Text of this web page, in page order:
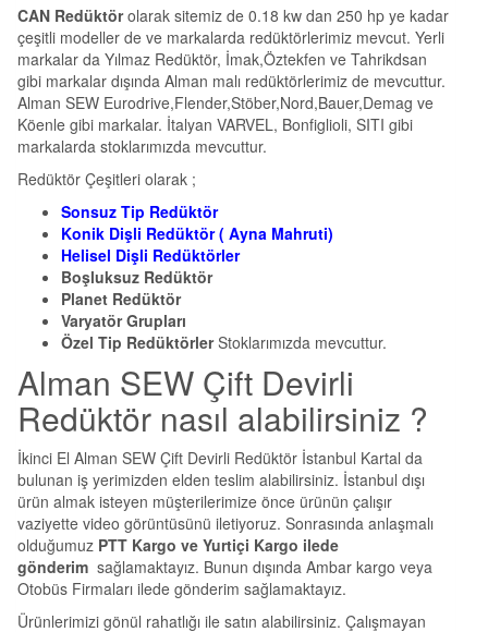
CAN Redüktörolarak sitemiz de 0.18 kw dan 250 hp ye kadar
çeşitli modeller de ve markalarda redüktörlerimiz mevcut. Yerli
markalar da Yılmaz Redüktör, İmak,Öztekfen ve Tahrikdsan
gibi markalar dışında Alman malı redüktörlerimiz de mevcuttur.
Alman SEW Eurodrive,Flender,Stöber,Nord,Bauer,Demag ve
Köenle gibi markalar. İtalyan VARVEL, Bonfiglioli, SITI gibi
markalarda stoklarımızda mevcuttur.
Redüktör Çeşitleri olarak ;
Sonsuz Tip Redüktör
Konik Dişli Redüktör ( Ayna Mahruti)
Helisel Dişli Redüktörler
Boşluksuz Redüktör
Planet Redüktör
Varyatör Grupları
Özel Tip RedüktörlerStoklarımızda mevcuttur.
Alman SEW Çift Devirli
Redüktör nasıl alabilirsiniz ?
İkinci El Alman SEW Çift Devirli Redüktör İstanbul Kartal da
bulunan iş yerimizden elden teslim alabilirsiniz. İstanbul dışı
ürün almak isteyen müşterilerimize önce ürünün çalışır
vaziyette video görüntüsünü iletiyoruz. Sonrasında anlaşmalı
olduğumuz PTT Kargo ve Yurtiçi Kargo ilede
gönderim sağlamaktayız. Bunun dışında Ambar kargo veya
Otobüs Firmaları ilede gönderim sağlamaktayız.
Ürünlerimizi gönül rahatlığı ile satın alabilirsiniz. Çalışmayan